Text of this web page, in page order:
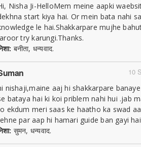
Nisha Ji-HelloMem meine aapki
start kiya hai. Or mein bata nahi
le hai.Shakkarpare mujhe
try karungi.Thanks.
बनीता, धन्यवाद.
10
nishaji,maine aaj hi shakkarpare
bataya hai ki koi priblem nahi hui .jab
ekdum meri saas ke haatho ka swad
par aap hi hamari guide ban gayi
सुमन, धन्यवाद.